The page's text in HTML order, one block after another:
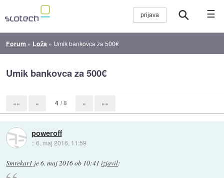
☰
Forum » Loža » Umik bankovca za 500€
Umik bankovca za 500€
«« « 4 / 8 » »»
poweroff
::6. maj 2016, 11:59
Smrekar1 je6. maj 2016 ob 10:41 izjavil: